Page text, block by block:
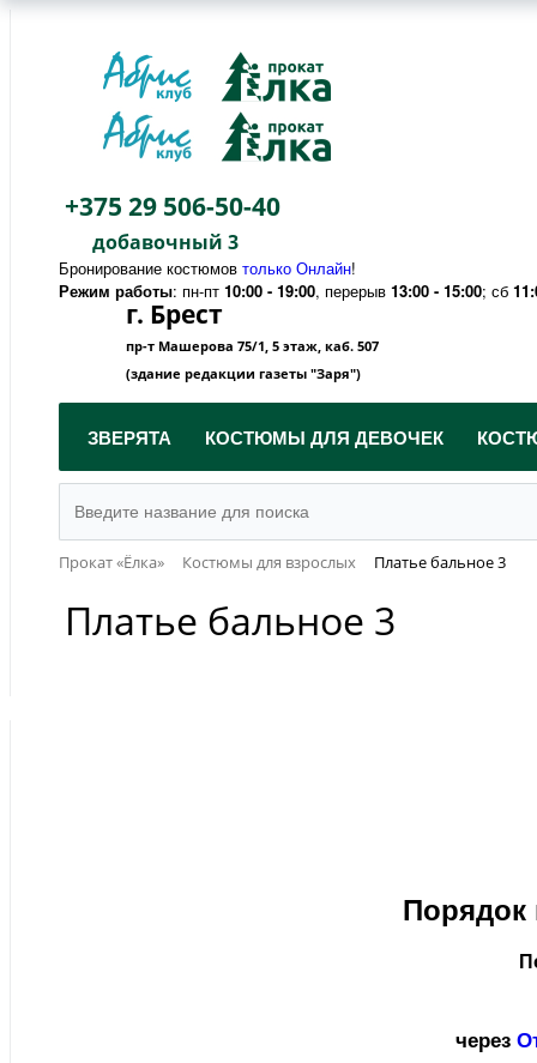
+375 29 506-50-40
добавочный 3
Бронирование костюмов только Онлайн!
Режим работы: пн-пт 10:00 - 19:00, перерыв 13:00 - 15:00; сб
г. Брест
пр-т Машерова 75/1, 5 этаж, каб. 507
(здание редакции газеты "Заря")
ЗВЕРЯТА КОСТЮМЫ ДЛЯ ДЕВОЧЕК
Прокат «Ёлка» Костюмы для взрослых Платье бальное 3
Платье бальное 3
Порядок
через